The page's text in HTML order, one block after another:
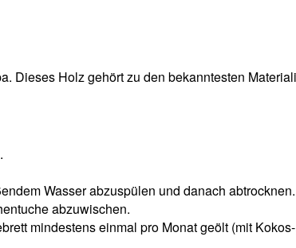
Dieses Holz gehört zu den bekanntesten
Wasser abzuspülen und danach abtrocknen.
abzuwischen.
mindestens einmal pro Monat geölt (mit